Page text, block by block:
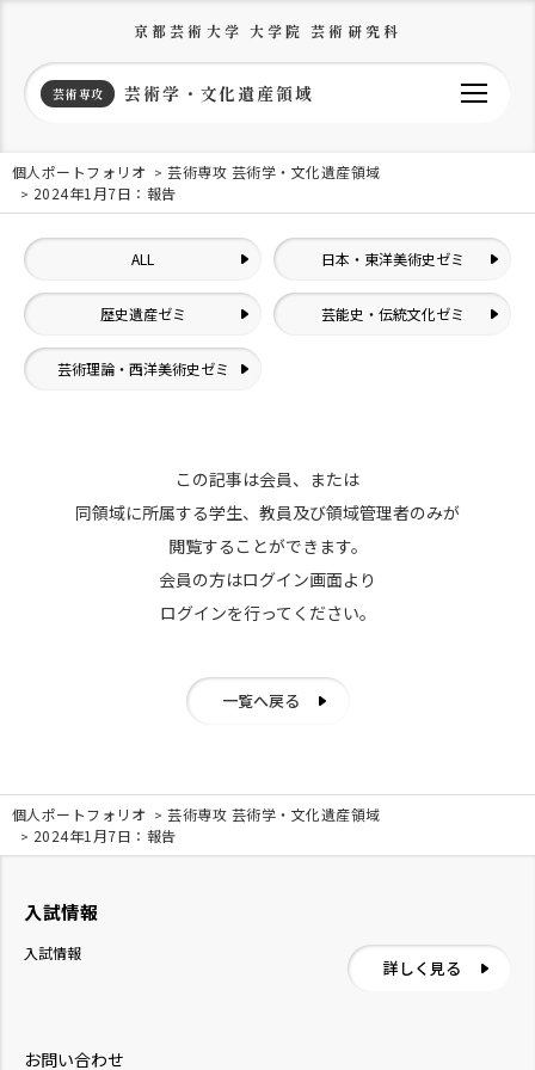
京都芸術大学 大学院 芸術研究科
芸術専攻 芸術学・文化遺産領域
個人ポートフォリオ
芸術専攻 芸術学・文化遺産領域
2024年1月7日：報告
ALL 日本・東洋美術史ゼミ
歴史遺産ゼミ 芸能史・伝統文化ゼミ
芸術理論・西洋美術史ゼミ
この記事は会員、または
同領域に所属する学生、教員及び領域管理者のみが
閲覧することができます。
会員の方はログイン画面より
ログインを行ってください。
一覧へ戻る
個人ポートフォリオ
芸術専攻 芸術学・文化遺産領域
2024年1月7日：報告
お問い合わせ
入試情報
入試情報
詳しく見る